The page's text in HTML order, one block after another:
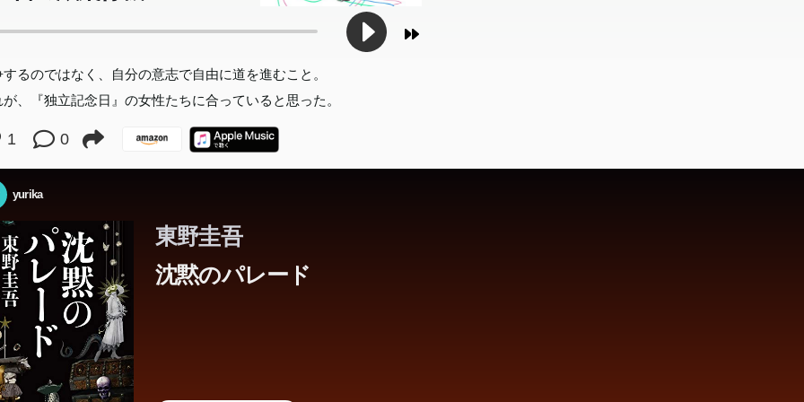
するのではなく、自分の意志で自由に道を進むこと。
が、『独立記念日』の女性たちに合っていると思った。
1 0
yurika
東野圭吾
沈黙のパレード